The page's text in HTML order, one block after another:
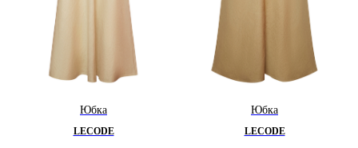
Юбка
LECODE
Юбка
LECODE